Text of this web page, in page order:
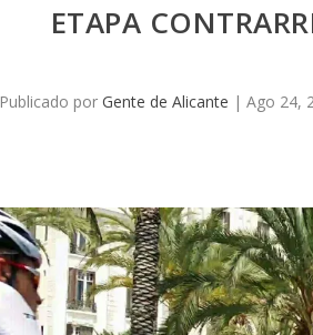
ETAPA
Publicado por Gente de Alicante | Ago 24,